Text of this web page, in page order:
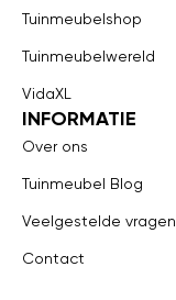
Tuinmeubelshop
Tuinmeubelwereld
VidaXL
INFORMATIE
Over ons
Tuinmeubel Blog
Veelgestelde vragen
Contact